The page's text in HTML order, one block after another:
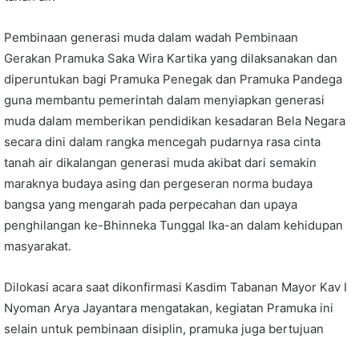
Pembinaan generasi muda dalam wadah Pembinaan
Gerakan Pramuka Saka Wira Kartika yang dilaksanakan dan
diperuntukan bagi Pramuka Penegak dan Pramuka Pandega
guna membantu pemerintah dalam menyiapkan generasi
muda dalam memberikan pendidikan kesadaran Bela Negara
secara dini dalam rangka mencegah pudarnya rasa cinta
tanah air dikalangan generasi muda akibat dari semakin
maraknya budaya asing dan pergeseran norma budaya
bangsa yang mengarah pada perpecahan dan upaya
penghilangan ke-Bhinneka Tunggal Ika-an dalam kehidupan
masyarakat.
Dilokasi acara saat dikonfirmasi Kasdim Tabanan Mayor Kav I
Nyoman Arya Jayantara mengatakan, kegiatan Pramuka ini
selain untuk pembinaan disiplin, pramuka juga bertujuan